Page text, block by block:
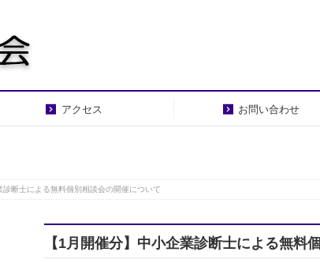
アクセス お問い合わせ
診断士による無料個別相談会の開催について
【1月開催分】中小企業診断士による無料